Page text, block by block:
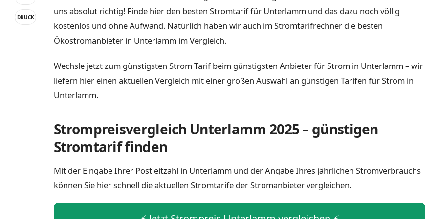
DRUCK
uns absolut richtig! Finde hier den besten Stromtarif für Unterlamm und das dazu noch völlig
kostenlos und ohne Aufwand. Natürlich haben wir auch im Stromtarifrechner die besten
Ökostromanbieter in Unterlamm im Vergleich.
Wechsle jetzt zum günstigsten Strom Tarif beim günstigsten Anbieter für Strom in Unterlamm – wir
liefern hier einen aktuellen Vergleich mit einer großen Auswahl an günstigen Tarifen für Strom in
Unterlamm.
Strompreisvergleich Unterlamm 2025 – günstigen
Stromtarif finden
Mit der Eingabe Ihrer Postleitzahl in Unterlamm und der Angabe Ihres jährlichen Stromverbrauchs
können Sie hier schnell die aktuellen Stromtarife der Stromanbieter vergleichen.